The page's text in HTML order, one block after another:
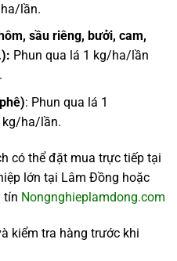
lần.
sầu riêng, bưởi, cam,
Phun qua lá 1 kg/ha/lần
: Phun qua lá 1
kg/ha/lần.
có thể đặt mua trực tiếp tại
lớn tại Lâm Đồng hoặc
tín Nongnghieplamdong.com
kiểm tra hàng trước khi